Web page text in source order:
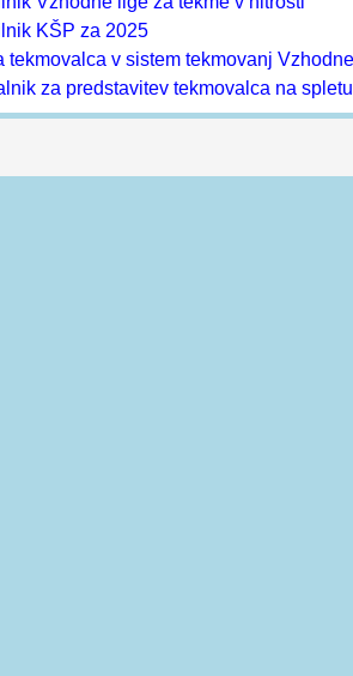
dokumenti
Andraž Plošnik, +386 40 173 836
Horuk, Martin Bedrač s.p.
in sojenju tekem Vzhodne lige za
Vzhodne lige v balvanskem plezanju